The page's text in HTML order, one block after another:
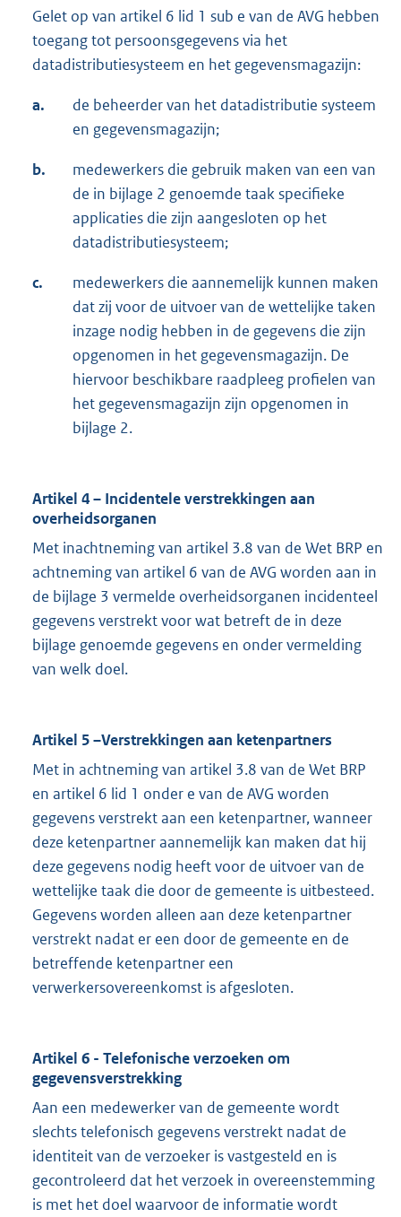
Gelet op van artikel 6 lid 1 sub e van de AVG hebben
toegang tot persoonsgegevens via het
datadistributiesysteem en het gegevensmagazijn:
a.
de beheerder van het datadistributie systeem
en gegevensmagazijn;
b.
medewerkers die gebruik maken van een van
de in bijlage 2 genoemde taak specifieke
applicaties die zijn aangesloten op het
datadistributiesysteem;
c.
medewerkers die aannemelijk kunnen maken
dat zij voor de uitvoer van de wettelijke taken
inzage nodig hebben in de gegevens die zijn
opgenomen in het gegevensmagazijn. De
hiervoor beschikbare raadpleeg profielen van
het gegevensmagazijn zijn opgenomen in
bijlage 2.
Artikel 4 – Incidentele verstrekkingen aan
overheidsorganen
Met inachtneming van artikel 3.8 van de Wet BRP en
achtneming van artikel 6 van de AVG worden aan in
de bijlage 3 vermelde overheidsorganen incidenteel
gegevens verstrekt voor wat betreft de in deze
bijlage genoemde gegevens en onder vermelding
van welk doel.
Artikel 5 –Verstrekkingen aan ketenpartners
Met in achtneming van artikel 3.8 van de Wet BRP
en artikel 6 lid 1 onder e van de AVG worden
gegevens verstrekt aan een ketenpartner, wanneer
deze ketenpartner aannemelijk kan maken dat hij
deze gegevens nodig heeft voor de uitvoer van de
wettelijke taak die door de gemeente is uitbesteed.
Gegevens worden alleen aan deze ketenpartner
verstrekt nadat er een door de gemeente en de
betreffende ketenpartner een
verwerkersovereenkomst is afgesloten.
Artikel 6 - Telefonische verzoeken om
gegevensverstrekking
Aan een medewerker van de gemeente wordt
slechts telefonisch gegevens verstrekt nadat de
identiteit van de verzoeker is vastgesteld en is
gecontroleerd dat het verzoek in overeenstemming
is met het doel waarvoor de informatie wordt